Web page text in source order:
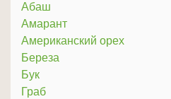
Абаш
Амарант
Американский орех
Береза
Бук
Граб